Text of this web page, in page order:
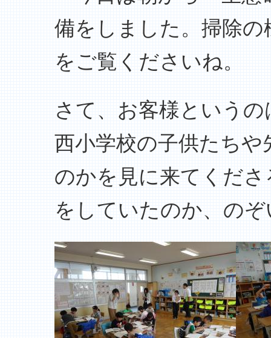
備をしました。掃除
をご覧くださいね。
さて、お客様という
西小学校の子供たち
のかを見に来てくだ
をしていたのか、の